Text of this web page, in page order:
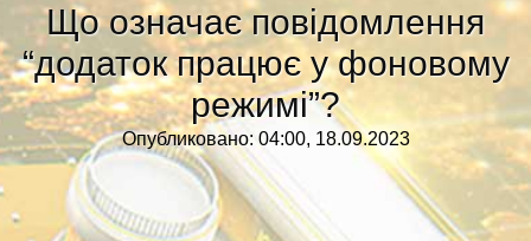
Що означає повідомлення
“додаток працює у фоновому
режимі”?
Опубликовано: 04:00, 18.09.2023
Тренды новостей»
Рубрики»
Правила